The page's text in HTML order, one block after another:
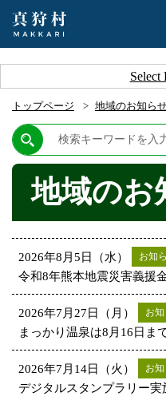
Select
トップページ 地域のお知ら
地域のお
2026年8月5日（水） お知
令和8年熊本地震災害義援
2026年7月27日（月） お
まっかり温泉は8月16日ま
2026年7月14日（火） お
デジタルスタンプラリー実
の情報
報
について
移住・定住ガイド
報